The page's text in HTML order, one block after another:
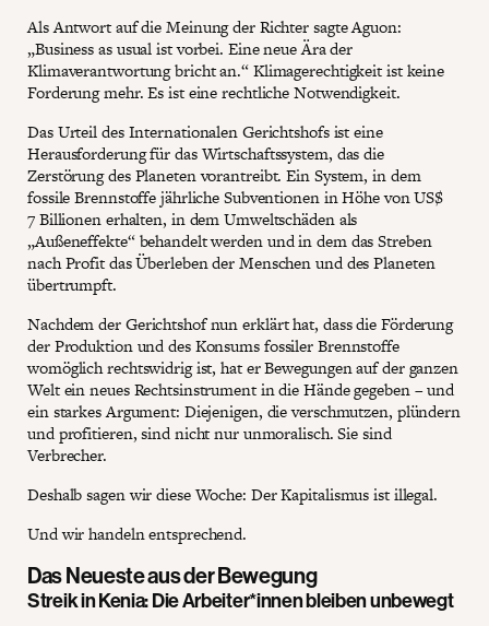
Als Antwort auf die Meinung der Richter sagte Aguon:
„Business as usual ist vorbei. Eine neue Ära der
Klimaverantwortung bricht an.“ Klimagerechtigkeit ist keine
Forderung mehr. Es ist eine rechtliche Notwendigkeit.
Das Urteil des Internationalen Gerichtshofs ist eine
Herausforderung für das Wirtschaftssystem, das die
Zerstörung des Planeten vorantreibt. Ein System, in dem
fossile Brennstoffe jährliche Subventionen in Höhe von US$
7 Billionen erhalten, in dem Umweltschäden als
„Außeneffekte“ behandelt werden und in dem das Streben
nach Profit das Überleben der Menschen und des Planeten
übertrumpft.
Nachdem der Gerichtshof nun erklärt hat, dass die Förderung
der Produktion und des Konsums fossiler Brennstoffe
womöglich rechtswidrig ist, hat er Bewegungen auf der ganzen
Welt ein neues Rechtsinstrument in die Hände gegeben – und
ein starkes Argument: Diejenigen, die verschmutzen, plündern
und profitieren, sind nicht nur unmoralisch. Sie sind
Verbrecher.
Deshalb sagen wir diese Woche: Der Kapitalismus ist illegal.
Und wir handeln entsprechend.
Das Neueste aus der Bewegung
Streik in Kenia: Die Arbeiter*innen bleiben unbewegt